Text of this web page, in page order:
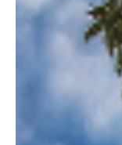
2026, la jubilación del
León XIV. Al
asumirá el mando de la Arquidiócesis de Denver como su noveno
obispo y sexto